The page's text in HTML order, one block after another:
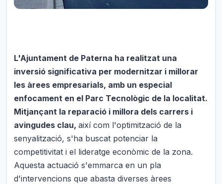
L'Ajuntament de Paterna ha realitzat una
inversió significativa per modernitzar i millorar
les àrees empresarials, amb un especial
enfocament en el Parc Tecnològic de la localitat.
Mitjançant la reparació i millora dels carrers i
avingudes clau,així com l'optimització de la
senyalització, s'ha buscat potenciar la
competitivitat i el lideratge econòmic de la zona.
Aquesta actuació s'emmarca en un pla
d'intervencions que abasta diverses àrees